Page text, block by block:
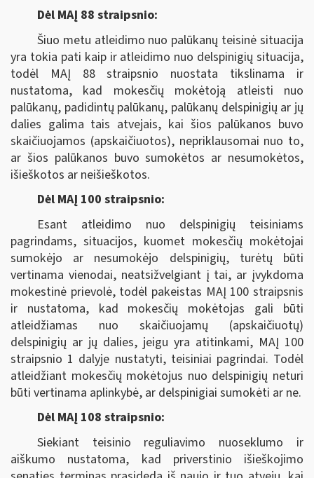
Dėl MAĮ 88 straipsnio:
Šiuo metu atleidimo nuo palūkanų teisinė situacija
yra tokia pati kaip ir atleidimo nuo delspinigių situacija,
todėl MAĮ 88 straipsnio nuostata tikslinama ir
nustatoma, kad mokesčių mokėtoją atleisti nuo
palūkanų, padidintų palūkanų, palūkanų delspinigių ar jų
dalies galima tais atvejais, kai šios palūkanos buvo
skaičiuojamos (apskaičiuotos), nepriklausomai nuo to,
ar šios palūkanos buvo sumokėtos ar nesumokėtos,
išieškotos ar neišieškotos.
Dėl MAĮ 100 straipsnio:
Esant atleidimo nuo delspinigių teisiniams
pagrindams, situacijos, kuomet mokesčių mokėtojai
sumokėjo ar nesumokėjo delspinigių, turėtų būti
vertinama vienodai, neatsižvelgiant į tai, ar įvykdoma
mokestinė prievolė, todėl pakeistas MAĮ 100 straipsnis
ir nustatoma, kad mokesčių mokėtojas gali būti
atleidžiamas nuo skaičiuojamų (apskaičiuotų)
delspinigių ar jų dalies, jeigu yra atitinkami, MAĮ 100
straipsnio 1 dalyje nustatyti, teisiniai pagrindai. Todėl
atleidžiant mokesčių mokėtojus nuo delspinigių neturi
būti vertinama aplinkybė, ar delspinigiai sumokėti ar ne.
Dėl MAĮ 108 straipsnio:
Siekiant teisinio reguliavimo nuoseklumo ir
aiškumo nustatoma, kad priverstinio išieškojimo